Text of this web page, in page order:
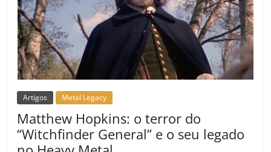
Artigos Metal Legacy
Matthew Hopkins: o terror do
“Witchfinder General” e o seu legado